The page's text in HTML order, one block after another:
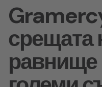
срещата
равнище